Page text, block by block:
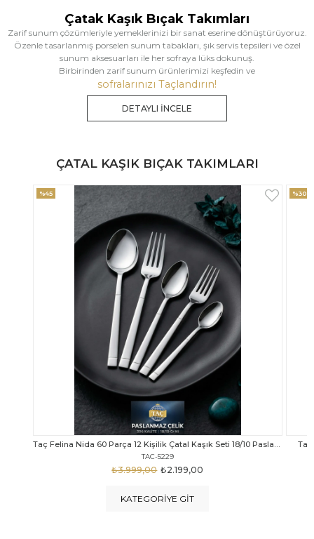
Çatak Kaşık Bıçak Takımları
Zarif sunum çözümleriyle yemeklerinizi bir sanat eserine dönüştürüyoruz.
Özenle tasarlanmış porselen sunum tabakları, şık servis tepsileri ve özel
sunum aksesuarları ile her sofraya lüks dokunuş.
Birbirinden zarif sunum ürünlerimizi keşfedin ve
sofralarınızı Taçlandırın!
DETAYLI İNCELE
ÇATAL KAŞIK BIÇAK TAKIMLARI
Taç Calista Tivoli 72 Parça 12 Kişilik Çatal Kaşık Bıçak Seti
TAC-5040
₺2.999,00
₺4.289,00
%30
Taç
%33
KATEGORIYE GIT